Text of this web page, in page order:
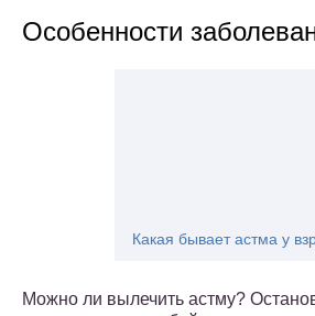
Особенности
Какая бывает астма у
Можно ли вылечить астму?